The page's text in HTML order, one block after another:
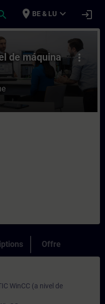
place BE & LU expand_more login
a nivel de
more_vert
de máquina
Offre
WinCC (a nivel de